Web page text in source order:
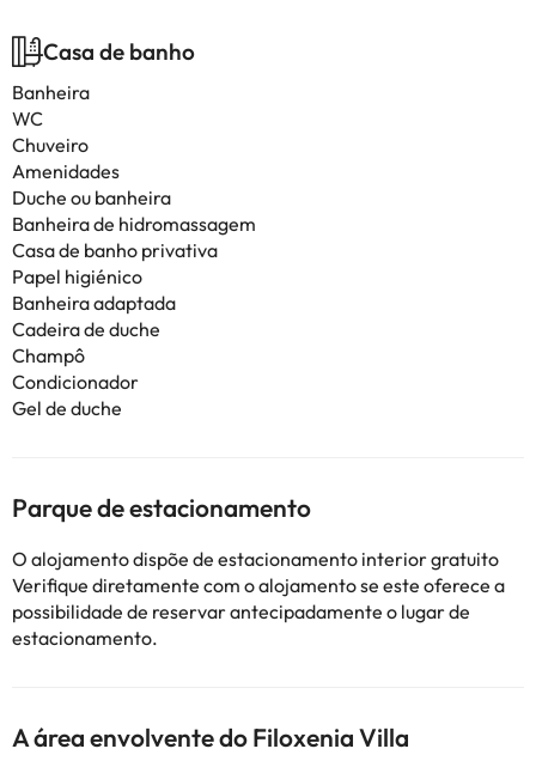
Casa de banho
Banheira
WC
Chuveiro
Amenidades
Duche ou banheira
Banheira de hidromassagem
Casa de banho privativa
Papel higiénico
Banheira adaptada
Cadeira de duche
Champô
Condicionador
Gel de duche
Parque de estacionamento
O alojamento dispõe de estacionamento interior gratuito
Verifique diretamente com o alojamento se este oferece a
possibilidade de reservar antecipadamente o lugar de
estacionamento.
A área envolvente do Filoxenia Villa